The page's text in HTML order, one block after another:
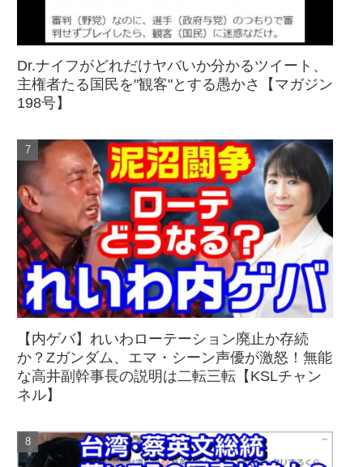
Dr.ナイフがどれだけヤバいか分かるツイート、
主権者たる国民を"観客"とする愚かさ【マガジン
198号】
【内ゲバ】れいわローテーション廃止か存続
か？Zガンダム、エマ・シーン声優が激怒！無能
な高井副幹事長の説明は二転三転【KSLチャン
ネル】